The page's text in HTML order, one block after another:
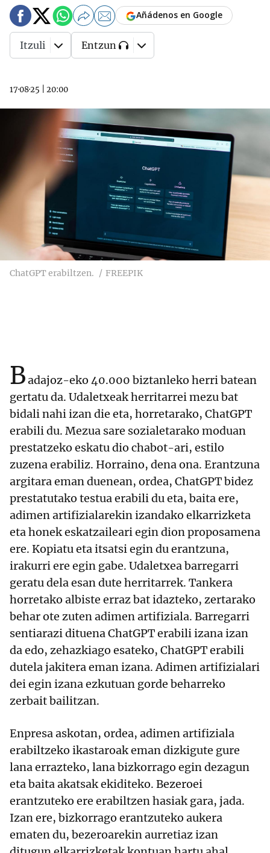
17·08·25 20:00
Añádenos en Google
Itzuli Entzun
ChatGPT erabiltzen. FREEPIK
Badajoz-eko 40.000 biztanleko herri batean
gertatu da. Udaletxeak herritarrei mezu bat
bidali nahi izan die eta, horretarako, ChatGPT
erabili du. Mezua sare sozialetarako moduan
prestatzeko eskatu dio chabot-ari, estilo
zuzena erabiliz. Horraino, dena ona. Erantzuna
argitara eman duenean, ordea, ChatGPT bidez
prestatutako testua erabili du eta, baita ere,
adimen artifizialarekin izandako elkarrizketa
eta honek eskatzaileari egin dion proposamena
ere. Kopiatu eta itsatsi egin du erantzuna,
irakurri ere egin gabe. Udaletxea barregarri
geratu dela esan dute herritarrek. Tankera
horretako albiste erraz bat idazteko, zertarako
behar ote zuten adimen artifiziala. Barregarri
sentiarazi dituena ChatGPT erabili izana izan
da edo, zehazkiago esateko, ChatGPT erabili
dutela jakitera eman izana. Adimen artifizialari
dei egin izana ezkutuan gorde beharreko
zerbait bailitzan.
Enpresa askotan, ordea, adimen artifiziala
erabiltzeko ikastaroak eman dizkigute gure
lana errazteko, lana bizkorrago egin dezagun
eta baita akatsak ekiditeko. Bezeroei
erantzuteko ere erabiltzen hasiak gara, jada.
Izan ere, bizkorrago erantzuteko aukera
ematen du, bezeroarekin aurretiaz izan